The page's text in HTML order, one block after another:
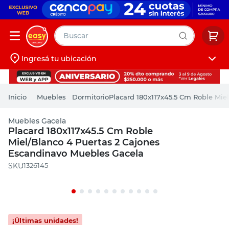
Buscar
Iniciá sesión
Ingresá tu ubicación
Muebles DormitorioPlacard 180x117x45.5 Cm Roble
Muebles Gacela
Placard 180x117x45.5 Cm Roble
Miel/Blanco 4 Puertas 2 Cajones
Escandinavo Muebles Gacela
:1326145
muebles
pintura
escritorio
puertas
placard